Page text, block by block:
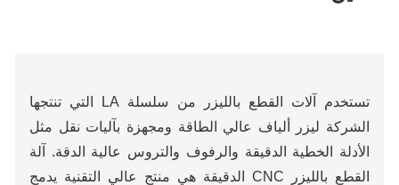
تستخدم آلات القطع بالليزر من سلسلة LA التي تنتجها
الشركة ليزر ألياف عالي الطاقة ومجهزة بآليات نقل مثل
الأدلة الخطية الدقيقة والرفوف والتروس عالية الدقة. آلة
القطع بالليزر CNC الدقيقة هي منتج عالي التقنية يدمج